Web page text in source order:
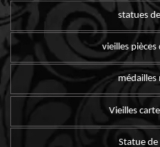
statues
vieilles
médailles
Vieilles
Statue